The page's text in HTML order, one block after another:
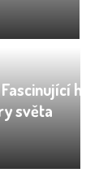
světa